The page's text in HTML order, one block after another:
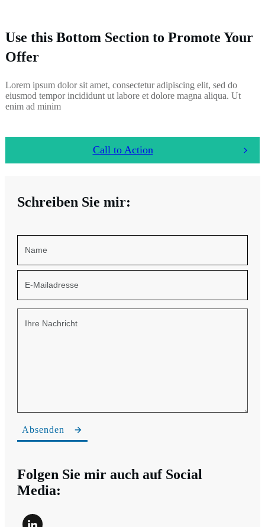
Use this Bottom Section to Promote Your
Offer
Lorem ipsum dolor sit amet, consectetur adipiscing elit, sed do
eiusmod tempor incididunt ut labore et dolore magna aliqua. Ut
enim ad minim
Call to Action
Schreiben Sie mir:
Absenden
Folgen Sie mir auch auf Social
Media: